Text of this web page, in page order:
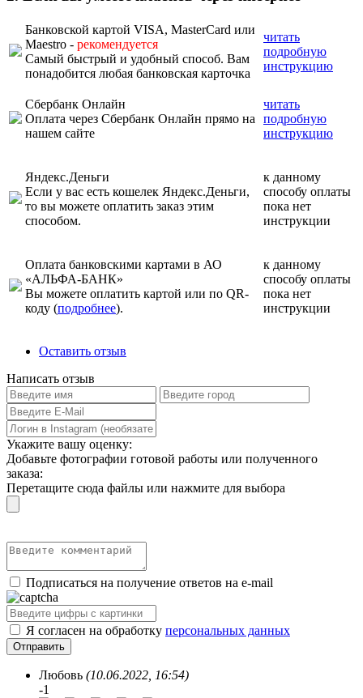
Банковской картой VISA, MasterCard или
Maestro - рекомендуется
Самый быстрый и удобный способ. Вам
понадобится любая банковская карточка
читать
подробную
инструкцию
Сбербанк Онлайн
Оплата через Сбербанк Онлайн прямо на
нашем сайте
читать
подробную
инструкцию
Яндекс.Деньги
Если у вас есть кошелек Яндекс.Деньги,
то вы можете оплатить заказ этим
способом.
к данному
способу оплаты
пока нет
инструкции
Оплата банковскими картами в АО
«АЛЬФА-БАНК»
Вы можете оплатить картой или по QR-
коду (подробнее).
к данному
способу оплаты
пока нет
инструкции
Оставить отзыв
Написать отзыв
Укажите вашу оценку:
Добавьте фотографии готовой работы или полученного
заказа:
Перетащите сюда файлы или нажмите для выбора
Подписаться на получение ответов на e-mail
Я согласен на обработку персональных данных
Любовь (10.06.2022, 16:54)
-1